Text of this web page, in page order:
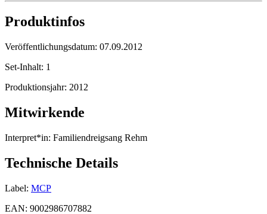
Produktinfos
Veröffentlichungsdatum: 07.09.2012
Set-Inhalt: 1
Produktionsjahr: 2012
Mitwirkende
Interpret*in: Familiendreigsang Rehm
Technische Details
Label: MCP
EAN: 9002986707882